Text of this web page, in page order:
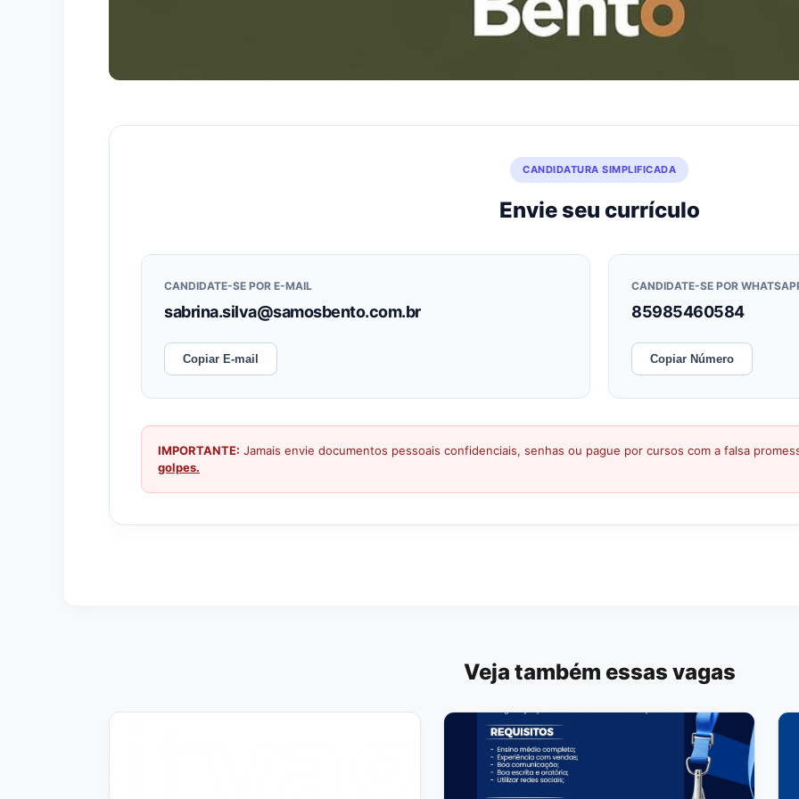
CANDIDATURA SIMPLIFICADA
Envie seu currículo
CANDIDATE-SE POR E-MAIL
sabrina.silva@samosbento.com.br
Copiar E-mail
CANDIDATE-SE POR
85985460584
Copiar Número
IMPORTANTE: Jamais envie documentos pessoais confidenciais, senhas ou pague por cursos com a falsa
golpes.
Veja também essas vagas